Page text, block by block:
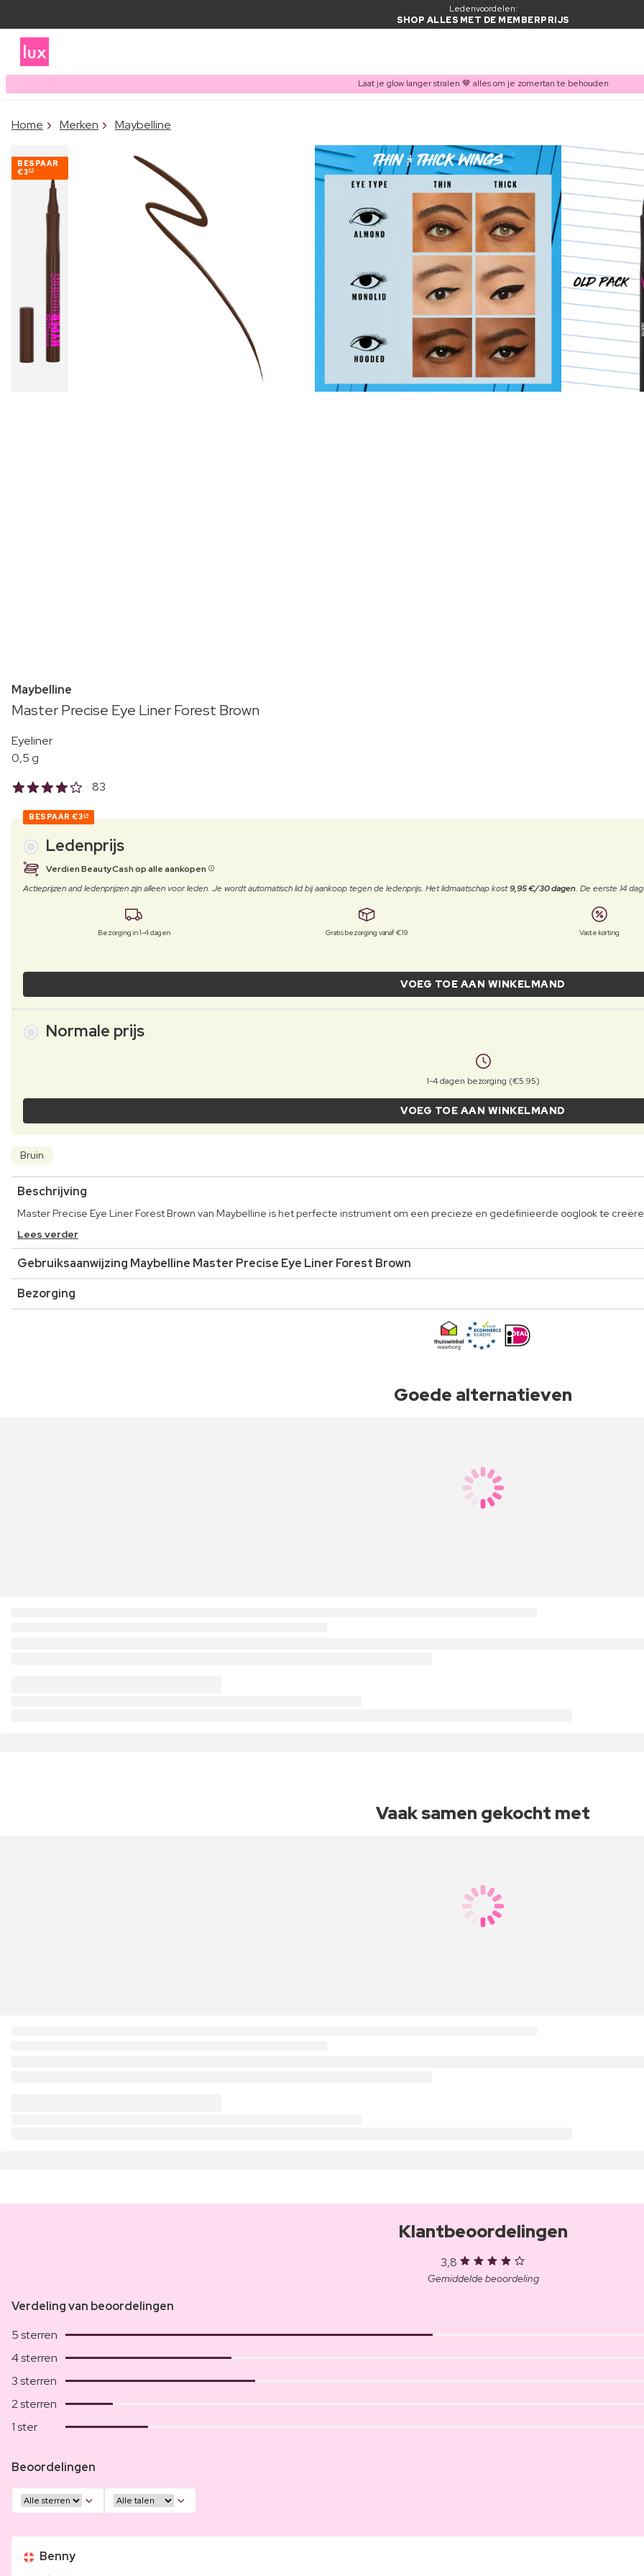
Ledenvoordelen:
SHOP ALLES MET DE MEMBERPRIJS
Laat je glow langer stralen 🤎 alles om je zomertan te behouden
Home Merken Maybelline
BESPAAR
€320
Maybelline
Master Precise Eye Liner Forest Brown
Eyeliner
0,5 g
83
BESPAAR €320
Ledenprijs
Verdien BeautyCash op alle aankopen
Actieprijzen and ledenprijzen zijn alleen voor leden. Je wordt automatisch lid bij aankoop tegen de ledenprijs. Het lidmaatschap kost9,95 €/30 dagen. De eerste 14
Bezorging in 1-4 dagen Gratis bezorging vanaf €19 Vaste korting
VOEG TOE AAN WINKELMAND
Normale prijs
1-4 dagen bezorging (€5.95)
VOEG TOE AAN WINKELMAND
Bruin
Beschrijving
Master Precise Eye Liner Forest Brown van Maybelline is het perfecte instrument om een precieze en gedefinieerde ooglook te
Lees verder
Gebruiksaanwijzing Maybelline Master Precise Eye Liner Forest Brown
Bezorging
Goede alternatieven
Vaak samen gekocht met
Klantbeoordelingen
3,8
Gemiddelde beoordeling
Verdeling van beoordelingen
5 sterren
4 sterren
3 sterren
2 sterren
1 ster
Beoordelingen
Benny